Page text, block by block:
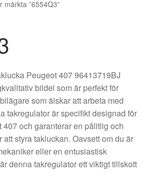
märkta ”6554Q3”
Peugeot 407 96413719BJ
bildel som är perfekt för
som älskar att arbeta med
takregulator är specifikt designad för
407 och garanterar en pålitlig och
styra takluckan. Oavsett om du är
eller en entusiastisk
denna takregulator ett viktigt tillskott